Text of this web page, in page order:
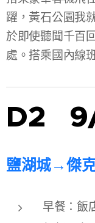
躍，黃石公園我
於即使聽聞千百
處。搭乘國內線
D2
鹽湖城→傑
早餐：飯